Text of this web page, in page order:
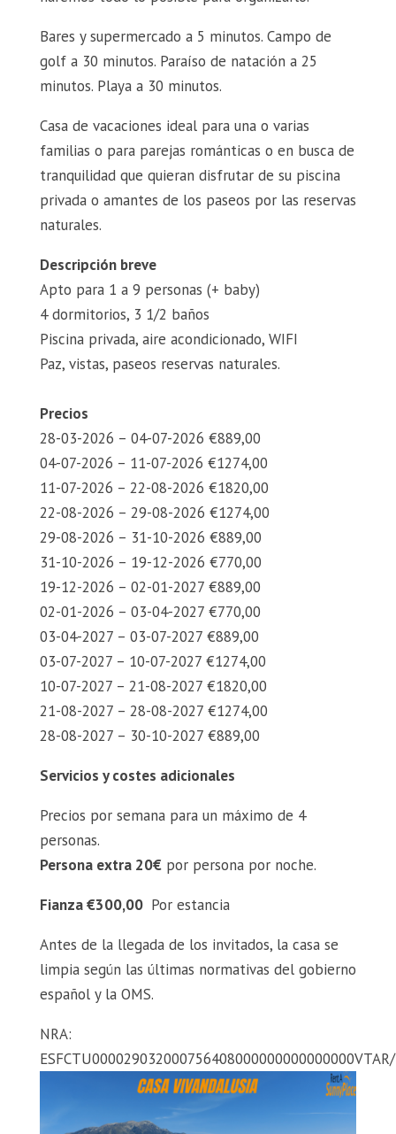
Bares y supermercado a 5 minutos. Campo de
golf a 30 minutos. Paraíso de natación a 25
minutos. Playa a 30 minutos.
Casa de vacaciones ideal para una o varias
familias o para parejas románticas o en busca de
tranquilidad que quieran disfrutar de su piscina
privada o amantes de los paseos por las reservas
naturales.
Descripción breve
Apto para 1 a 9 personas (+ baby)
4 dormitorios, 3 1/2 baños
Piscina privada, aire acondicionado, WIFI
Paz, vistas, paseos reservas naturales.
Precios
28-03-2026 – 04-07-2026 €889,00
04-07-2026 – 11-07-2026 €1274,00
11-07-2026 – 22-08-2026 €1820,00
22-08-2026 – 29-08-2026 €1274,00
29-08-2026 – 31-10-2026 €889,00
31-10-2026 – 19-12-2026 €770,00
19-12-2026 – 02-01-2027 €889,00
02-01-2026 – 03-04-2027 €770,00
03-04-2027 – 03-07-2027 €889,00
03-07-2027 – 10-07-2027 €1274,00
10-07-2027 – 21-08-2027 €1820,00
21-08-2027 – 28-08-2027 €1274,00
28-08-2027 – 30-10-2027 €889,00
Servicios y costes adicionales
Precios por semana para un máximo de 4
personas.
Persona extra 20€por persona por noche.
Fianza €300,00 Por estancia
Antes de la llegada de los invitados, la casa se
limpia según las últimas normativas del gobierno
español y la OMS.
NRA: